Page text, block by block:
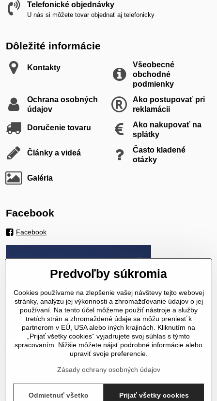
Telefonické objednávky
U nás si môžete tovar objednať aj telefonicky
Dôležité informácie
Kontakty
Všeobecné
obchodné
podmienky
Ochrana osobných
údajov
Ako postupovať pri
reklamácii
Doručenie tovaru
Ako nakupovať na
splátky
Články a videá
Často kladené
otázky
Galéria
Facebook
Facebook
©2026Copyright
Predvoľby súkromiaZásady ochrany osobných údajov
Predvoľby súkromia
Cookies používame na zlepšenie vašej návštevy tejto webovej
stránky, analýzu jej výkonnosti a zhromažďovanie údajov o jej
používaní. Na tento účel môžeme použiť nástroje a služby
tretích strán a zhromaždené údaje sa môžu preniesť k
partnerom v EÚ, USA alebo iných krajinách. Kliknutím na
„Prijať všetky cookies“ vyjadrujete svoj súhlas s týmto
spracovaním. Nižšie môžete nájsť podrobné informácie alebo
upraviť svoje preferencie.
Zásady ochrany osobných údajov
Prijať všetky cookies
Odmietnuť všetko